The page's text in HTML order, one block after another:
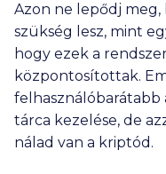
Azon ne lepődj meg,
szükség lesz, mint
hogy ezek a
központosítottak.
felhasználóbarátabb
tárca kezelése, de
nálad van a kriptód.